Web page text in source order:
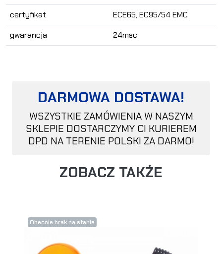
certyfikat
ECE65, EC95/54 EMC
gwarancja
24msc
DARMOWA DOSTAWA!
WSZYSTKIE ZAMÓWIENIA W NASZYM
SKLEPIE DOSTARCZYMY CI KURIEREM
DPD NA TERENIE POLSKI ZA DARMO!
ZOBACZ TAKŻE
Obecnie brak na stanie